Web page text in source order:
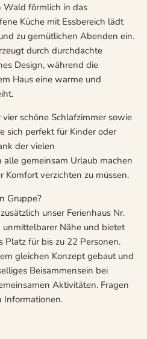
Wald förmlich in das
Küche mit Essbereich lädt
zu gemütlichen Abenden ein.
durch durchdachte
Design, während die
Haus eine warme und
schöne Schlafzimmer sowie
sich perfekt für Kinder oder
der vielen
gemeinsam Urlaub machen
Komfort verzichten zu müssen.
Gruppe?
unser Ferienhaus Nr.
Nähe und bietet
Platz für bis zu 22 Personen.
gleichen Konzept gebaut und
Beisammensein bei
Aktivitäten. Fragen
Informationen.